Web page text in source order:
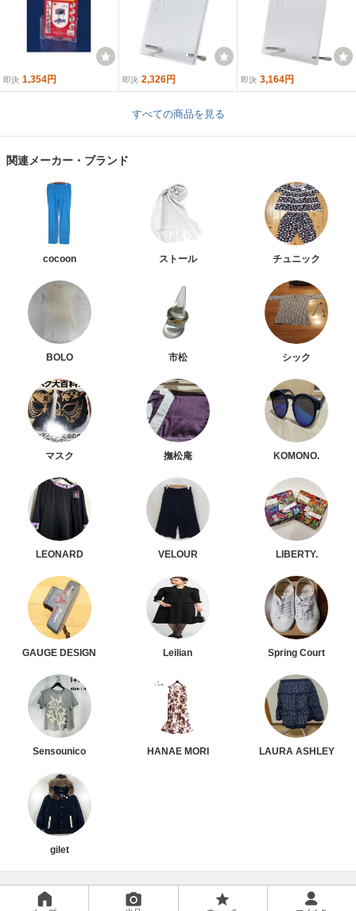
即決 1,354円 即決 2,326円 即決 3,164円
すべての商品を見る
関連メーカー・ブランド
cocoon ストール チュニック
BOLO 市松 シック
マスク 撫松庵 KOMONO.
LEONARD VELOUR LIBERTY.
GAUGE DESIGN Leilian Spring Court
Sensounico HANAE MORI LAURA ASHLEY
gilet